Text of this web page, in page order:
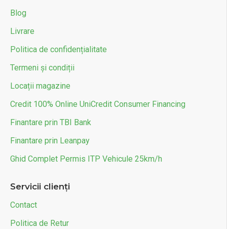
Blog
Livrare
Politica de confidențialitate
Termeni și condiții
Locații magazine
Credit 100% Online UniCredit Consumer Financing
Finantare prin TBI Bank
Finantare prin Leanpay
Ghid Complet Permis ITP Vehicule 25km/h
Servicii clienți
Contact
Politica de Retur